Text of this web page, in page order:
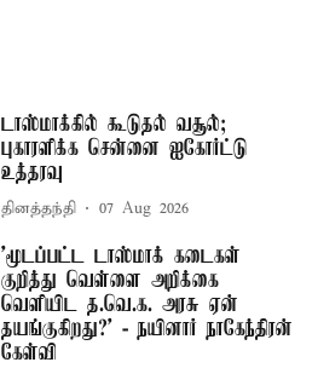
டாஸ்மாக்கில் கூடுதல் வசூல்;
புகாரளிக்க சென்னை ஐகோர்ட்டு
உத்தரவு
தினத்தந்தி 07 Aug 2026
'மூடப்பட்ட டாஸ்மாக் கடைகள்
குறித்து வெள்ளை அறிக்கை
வெளியிட த.வெ.க. அரசு ஏன்
தயங்குகிறது?' - நயினார் நாகேந்திரன்
கேள்வி